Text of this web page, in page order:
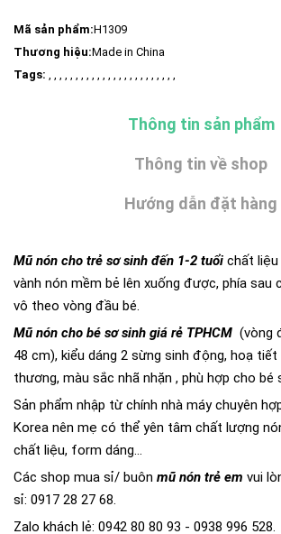
Mã sản phẩm:H1309
Thương hiệu:Made in China
Tags: , , , , , , , , , , , , , , , , , , , , , , , ,
Thông tin sản phẩm
Thông tin về shop
Hướng dẫn đặt hàng
Mũ nón cho trẻ sơ sinh đến 1-2 tuổi chất
vành nón mềm bẻ lên xuống được, phía sau
vô theo vòng đầu bé.
Mũ nón cho bé sơ sinh giá rẻ TPHCM (vòng
48 cm), kiểu dáng 2 sừng sinh động, hoạ
thương, màu sắc nhã nhặn , phù hợp cho bé
Sản phẩm nhập từ chính nhà máy chuyên
Korea nên mẹ có thể yên tâm chất lượng
chất liệu, form dáng...
Các shop mua sỉ/ buôn mũ nón trẻ em vui
sỉ: 0917 28 27 68.
Zalo khách lẻ: 0942 80 80 93 - 0938 996 528.